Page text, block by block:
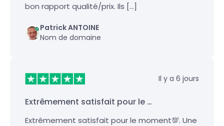
bon rapport qualité/prix. Ils […]
Patrick ANTOINE
Nom de domaine
Il y a 6 jours
Extrêmement satisfait pour le …
Extrêmement satisfait pour le moment💯. Une